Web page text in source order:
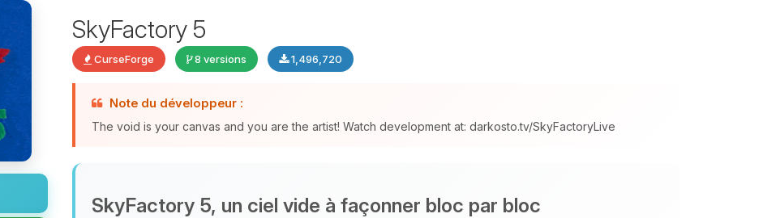
SkyFactory 5
CurseForge 8 versions 1,496,720
Note du développeur :
The void is your canvas and you are the artist! Watch development at: darkosto.tv/SkyFactoryLive
SkyFactory 5, un ciel vide à façonner bloc par bloc